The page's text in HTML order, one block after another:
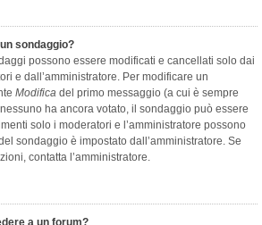
sondaggio?
possono essere modificati e cancellati solo dai
e dall’amministratore. Per modificare un
Modifica del primo messaggio (a cui è sempre
ha ancora votato, il sondaggio può essere
solo i moderatori e l’amministratore possono
sondaggio è impostato dall’amministratore. Se
contatta l’amministratore.
a un forum?